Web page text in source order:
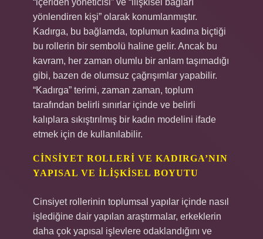
“içeriden yöneticisi” ve “ilişkisel bağları
yönlendiren kişi” olarak konumlanmıştır.
Kadırga, bu bağlamda, toplumun kadına biçtiği
bu rollerin bir sembolü haline gelir. Ancak bu
kavram, her zaman olumlu bir anlam taşımadığı
gibi, bazen de olumsuz çağrışımlar yapabilir.
“Kadırga” terimi, zaman zaman, toplum
tarafından belirli sınırlar içinde ve belirli
kalıplara sıkıştırılmış bir kadın modelini ifade
etmek için de kullanılabilir.
CINSIYET ROLLERI VE KADIRGA’NIN
YAPISAL VE İLIŞKISEL BOYUTU
Cinsiyet rollerinin toplumsal yapılar içinde nasıl
işlediğine dair yapılan araştırmalar, erkeklerin
daha çok yapısal işlevlere odaklandığını ve